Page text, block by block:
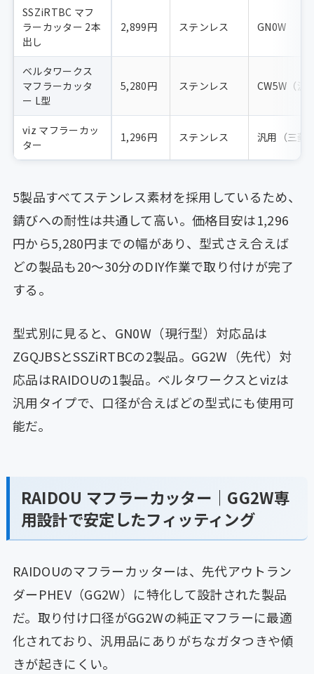
SSZiRTBC マフ
ラーカッター 2本
出し
2,899円 ステンレス GN0W
ベルタワークス
マフラーカッタ
ー L型
5,280円 ステンレス CW5W（汎
viz マフラーカッ
ター
1,296円 ステンレス 汎用（三菱
5製品すべてステンレス素材を採用しているため、
錆びへの耐性は共通して高い。価格目安は1,296
円から5,280円までの幅があり、型式さえ合えば
どの製品も20〜30分のDIY作業で取り付けが完了
する。
型式別に見ると、GN0W（現行型）対応品は
ZGQJBSとSSZiRTBCの2製品。GG2W（先代）対
応品はRAIDOUの1製品。ベルタワークスとvizは
汎用タイプで、口径が合えばどの型式にも使用可
能だ。
RAIDOU マフラーカッター｜GG2W専
用設計で安定したフィッティング
RAIDOUのマフラーカッターは、先代アウトラン
ダーPHEV（GG2W）に特化して設計された製品
だ。取り付け口径がGG2Wの純正マフラーに最適
化されており、汎用品にありがちなガタつきや傾
きが起きにくい。